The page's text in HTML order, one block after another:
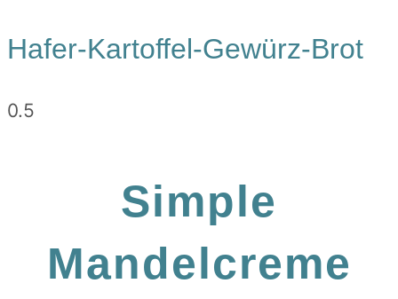
Hafer-Kartoffel-Gewürz-Brot
Simple
Mandelcreme